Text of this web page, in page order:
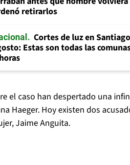
retirarlos
Cortes de luz en
Estas son todas las
el caso han despertado una
Haeger. Hoy existen dos
Jaime Anguita.